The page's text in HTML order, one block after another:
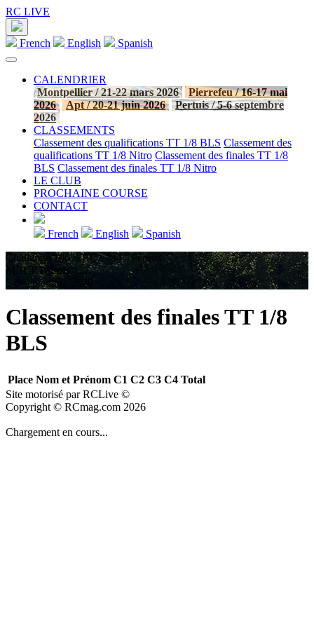
RC LIVE
French English Spanish
CALENDRIER
Montpellier / 21-22 mars 2026
Pierrefeu / 16-17 mai
2026
Apt / 20-21 juin 2026
Pertuis / 5-6 septembre
2026
CLASSEMENTS
Classement des qualifications TT 1/8 BLS Classement des
qualifications TT 1/8 Nitro Classement des finales TT 1/8
BLS Classement des finales TT 1/8 Nitro
LE CLUB
PROCHAINE COURSE
CONTACT
French English
Spanish
Challenge 100% RC - M4 - Pertuis
MBCP Pertuis
5-6 septembre 2026
Classement des finales TT 1/8
BLS
Place Nom et Prénom C1 C2 C3 C4 Total
Site motorisé par RCLive ©
Copyright © RCmag.com 2026
Chargement en cours...